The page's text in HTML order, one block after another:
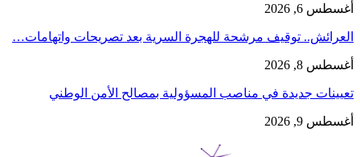
أغسطس 6, 2026
العرائش.. توقيف مرشحة للهجرة السرية بعد تصريحات واتهامات…
أغسطس 8, 2026
تعيينات جديدة في مناصب المسؤولية بمصالح الأمن الوطني
أغسطس 9, 2026